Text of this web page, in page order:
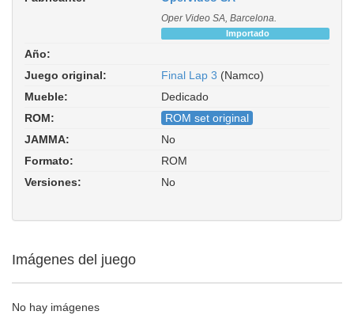
Oper Video SA, Barcelona.
Importado
Año:
Juego original:
Final Lap 3 (Namco)
Mueble:
Dedicado
ROM:
ROM set original
JAMMA:
No
Formato:
ROM
Versiones:
No
Imágenes del juego
No hay imágenes